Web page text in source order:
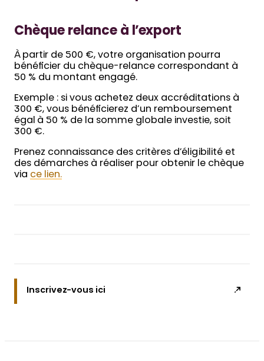
Chèque relance à l’export
À partir de 500 €, votre organisation pourra
bénéficier du chèque-relance correspondant à
50 % du montant engagé.
Exemple : si vous achetez deux accréditations à
300 €, vous bénéficierez d’un remboursement
égal à 50 % de la somme globale investie, soit
300 €.
Prenez connaissance des critères d’éligibilité et
des démarches à réaliser pour obtenir le chèque
via ce lien.
Inscrivez-vous ici